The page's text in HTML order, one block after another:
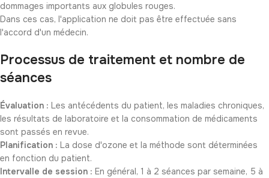
dommages importants aux globules rouges.
Dans ces cas, l'application ne doit pas être effectuée sans
l'accord d'un médecin.
Processus de traitement et nombre de
séances
Évaluation : Les antécédents du patient, les maladies chroniques,
les résultats de laboratoire et la consommation de médicaments
sont passés en revue.
Planification : La dose d'ozone et la méthode sont déterminées
en fonction du patient.
Intervalle de session : En général, 1 à 2 séances par semaine, 5 à